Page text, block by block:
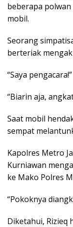
beberapa
mobil.
Seorang
berteriak
“Saya
“Biarin aja,
Saat mobil
sempat
Kapolres Metro
Kurniawan
ke Mako Polres
“Pokoknya
Diketahui, Rizieq